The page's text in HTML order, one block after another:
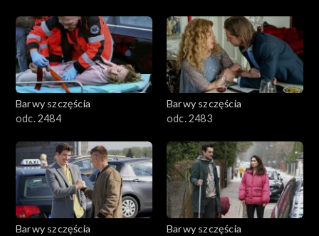
Barwy szczęścia
odc. 2484
Barwy szczęścia
odc. 2483
Barwy szczęścia
Barwy szczęścia